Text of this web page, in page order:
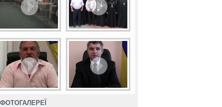
ФОТОГАЛЕРЕЇ